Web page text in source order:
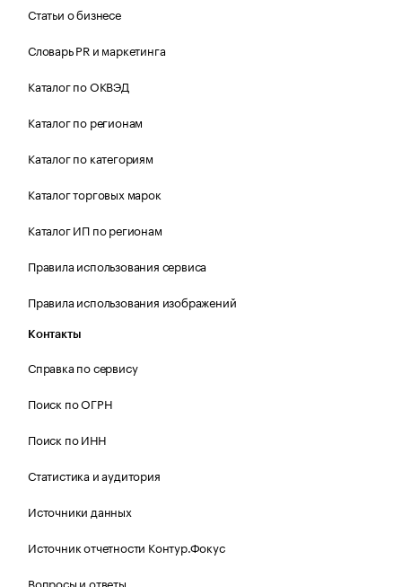
Статьи о бизнесе
Словарь PR и маркетинга
Каталог по ОКВЭД
Каталог по регионам
Каталог по категориям
Каталог торговых марок
Каталог ИП по регионам
Правила использования сервиса
Правила использования изображений
Контакты
Справка по сервису
Поиск по ОГРН
Поиск по ИНН
Статистика и аудитория
Источники данных
Источник отчетности Контур.Фокус
Вопросы и ответы